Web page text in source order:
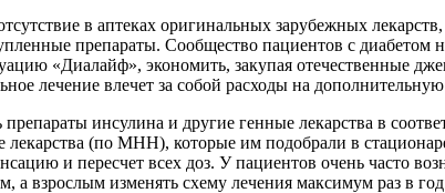
в аптеках оригинальных зарубежных
препараты. Сообщество пациентов с диабетом
«Диалайф», экономить, закупая отечественные
лечение влечет за собой расходы на
инсулина и другие генные лекарства в
(по МНН), которые им подобрали в
и пересчет всех доз. У пациентов очень часто
а взрослым изменять схему лечения максимум раз в